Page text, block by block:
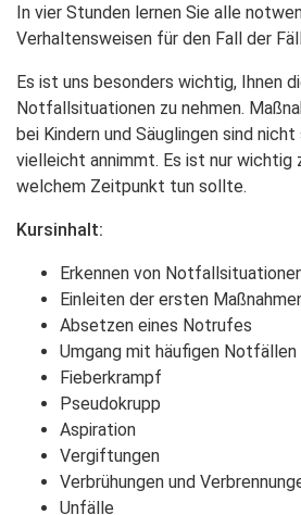
In vier Stunden lernen Sie alle
Verhaltensweisen für den Fall der
Es ist uns besonders wichtig, Ihnen
Notfallsituationen zu nehmen.
bei Kindern und Säuglingen sind
vielleicht annimmt. Es ist nur wichtig
welchem Zeitpunkt tun sollte.
Kursinhalt:
Erkennen von
Einleiten der ersten
Absetzen eines Notrufes
Umgang mit häufigen Notfällen
Fieberkrampf
Pseudokrupp
Aspiration
Vergiftungen
Verbrühungen und
Unfälle